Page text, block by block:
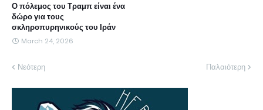
Ο πόλεμος του Τραμπ είναι ένα
δώρο για τους
σκληροπυρηνικούς του Ιράν
March 24, 2026
Νεότερη Παλαιότερη